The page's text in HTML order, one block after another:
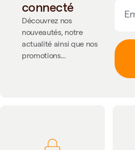
connecté
Découvrez nos
nouveautés, notre
actualité ainsi que nos
promotions...